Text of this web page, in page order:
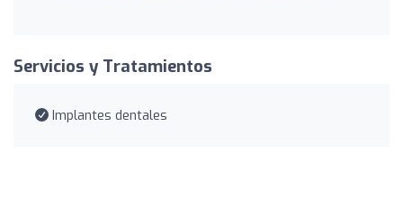
Servicios y Tratamientos
Implantes dentales